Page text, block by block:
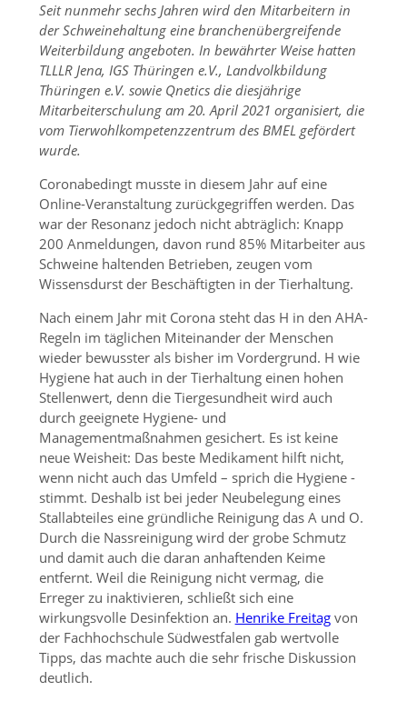
Seit nunmehr sechs Jahren wird den Mitarbeitern in
der Schweinehaltung eine branchenübergreifende
Weiterbildung angeboten. In bewährter Weise hatten
TLLLR Jena, IGS Thüringen e.V., Landvolkbildung
Thüringen e.V. sowie Qnetics die diesjährige
Mitarbeiterschulung am 20. April 2021 organisiert, die
vom Tierwohlkompetenzzentrum des BMEL gefördert
wurde.
Coronabedingt musste in diesem Jahr auf eine
Online-Veranstaltung zurückgegriffen werden. Das
war der Resonanz jedoch nicht abträglich: Knapp
200 Anmeldungen, davon rund 85% Mitarbeiter aus
Schweine haltenden Betrieben, zeugen vom
Wissensdurst der Beschäftigten in der Tierhaltung.
Nach einem Jahr mit Corona steht das H in den AHA-
Regeln im täglichen Miteinander der Menschen
wieder bewusster als bisher im Vordergrund. H wie
Hygiene hat auch in der Tierhaltung einen hohen
Stellenwert, denn die Tiergesundheit wird auch
durch geeignete Hygiene- und
Managementmaßnahmen gesichert. Es ist keine
neue Weisheit: Das beste Medikament hilft nicht,
wenn nicht auch das Umfeld – sprich die Hygiene -
stimmt. Deshalb ist bei jeder Neubelegung eines
Stallabteiles eine gründliche Reinigung das A und O.
Durch die Nassreinigung wird der grobe Schmutz
und damit auch die daran anhaftenden Keime
entfernt. Weil die Reinigung nicht vermag, die
Erreger zu inaktivieren, schließt sich eine
wirkungsvolle Desinfektion an. Henrike Freitagvon
der Fachhochschule Südwestfalen gab wertvolle
Tipps, das machte auch die sehr frische Diskussion
deutlich.